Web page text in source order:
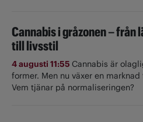
Cannabis i gråzonen – från
till livsstil
4 augusti 11:55 Cannabis är
former. Men nu växer en
Vem tjänar på normaliseringen?